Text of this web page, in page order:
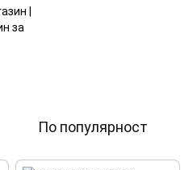
По популярност